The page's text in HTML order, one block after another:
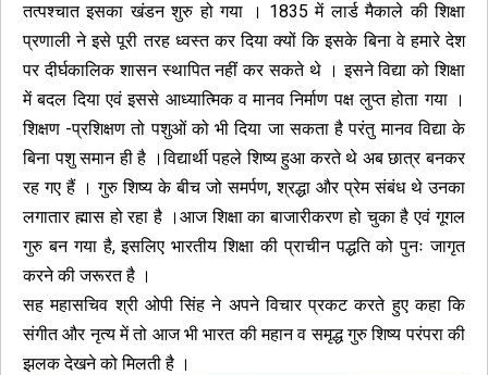
तत्पश्चात इसका खंडन शुरु हो गया । 1835 में लार्ड मैकाले की शिक्षा
प्रणाली ने इसे पूरी तरह ध्वस्त कर दिया क्यों कि इसके बिना वे हमारे देश
पर दीर्घकालिक शासन स्थापित नहीं कर सकते थे । इसने विद्या को शिक्षा
में बदल दिया एवं इससे आध्यात्मिक व मानव निर्माण पक्ष लुप्त होता गया ।
शिक्षण -प्रशिक्षण तो पशुओं को भी दिया जा सकता है परंतु मानव विद्या के
बिना पशु समान ही है ।विद्यार्थी पहले शिष्य हुआ करते थे अब छात्र बनकर
रह गए हैं । गुरु शिष्य के बीच जो समर्पण, श्रद्धा और प्रेम संबंध थे उनका
लगातार ह्मास हो रहा है ।आज शिक्षा का बाजारीकरण हो चुका है एवं गूगल
गुरु बन गया है, इसलिए भारतीय शिक्षा की प्राचीन पद्धति को पुनः जागृत
करने की जरूरत है ।
सह महासचिव श्री ओपी सिंह ने अपने विचार प्रकट करते हुए कहा कि
संगीत और नृत्य में तो आज भी भारत की महान व समृद्ध गुरु शिष्य परंपरा की
झलक देखने को मिलती है ।